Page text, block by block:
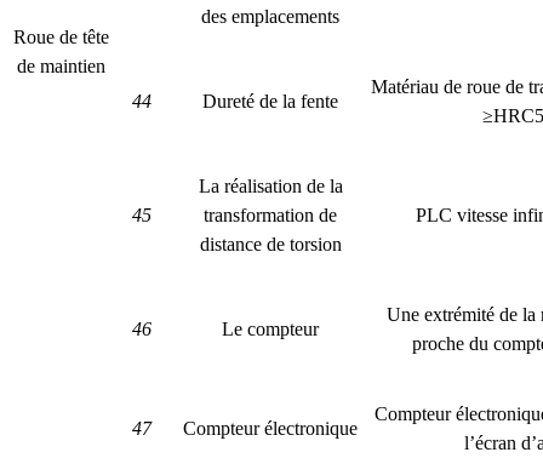
Roue de tête
de maintien
des emplacements
44 Dureté de la fente
Matériau de roue de
45
La réalisation de la
transformation de
distance de torsion
PLC vitesse
46 Le compteur
Une extrémité de la
proche du
47 Compteur électronique
Compteur
l’écran